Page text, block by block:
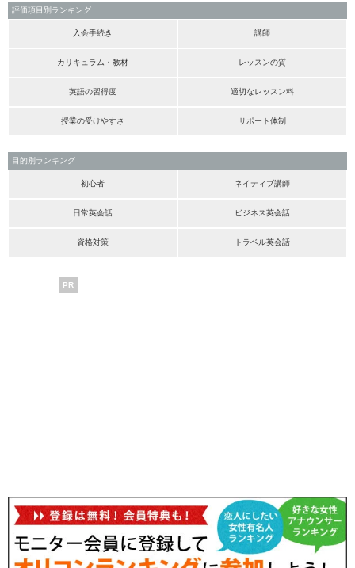
評価項目別ランキング
入会手続き 講師
カリキュラム・教材 レッスンの質
英語の習得度 適切なレッスン料
授業の受けやすさ サポート体制
目的別ランキング
初心者 ネイティブ講師
日常英会話 ビジネス英会話
資格対策 トラベル英会話
PR